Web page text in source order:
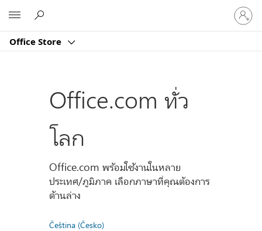
Office Store
ลงชื่อ
เข้า
บัญชี
Office.com ทั่ว
โลก
Office.com พร้อมใช้งานในหลาย
ประเทศ/ภูมิภาค เลือกภาษาที่คุณต้องการ
ด้านล่าง
Čeština (Česko)